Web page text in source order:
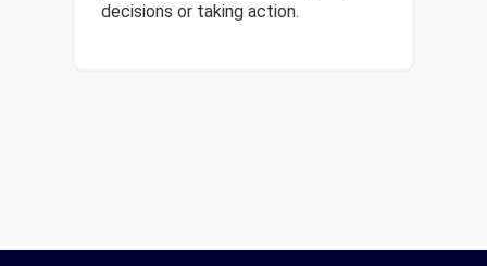
decisions or taking action.